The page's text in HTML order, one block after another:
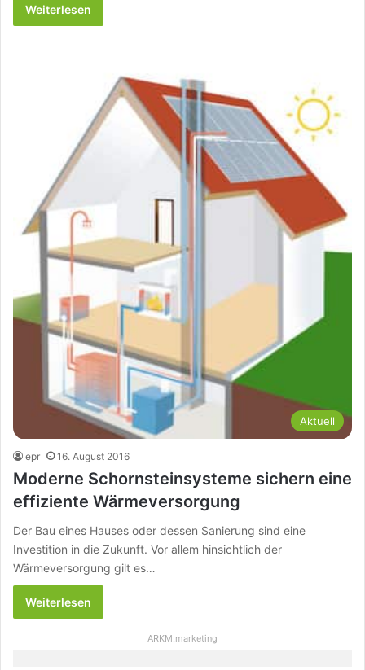
Weiterlesen
Aktuell
epr 16. August 2016
Moderne Schornsteinsysteme sichern eine
effiziente Wärmeversorgung
Der Bau eines Hauses oder dessen Sanierung sind eine
Investition in die Zukunft. Vor allem hinsichtlich der
Wärmeversorgung gilt es…
Weiterlesen
ARKM.marketing